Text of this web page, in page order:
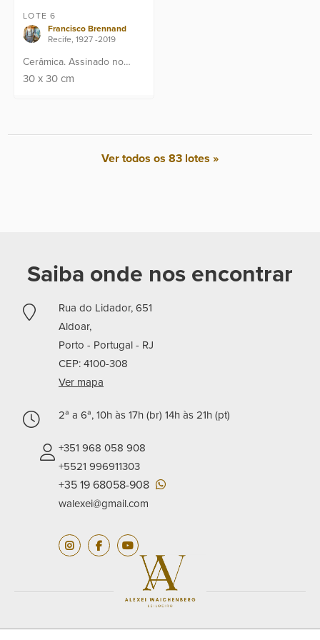
LOTE 6
Francisco Brennand
Recife, 1927 -2019
Cerâmica. Assinado no
canto inferior.
30x 30cm
Ver todos os 83 lotes »
Saiba onde nos encontrar
Rua do Lidador, 651
Aldoar,
Porto - Portugal - RJ
CEP: 4100-308
Ver mapa
2ª a 6ª, 10h às 17h (br) 14h às 21h (pt)
+351 968 058 908
+5521 996911303
+35 19 68058-908
walexei@gmail.com